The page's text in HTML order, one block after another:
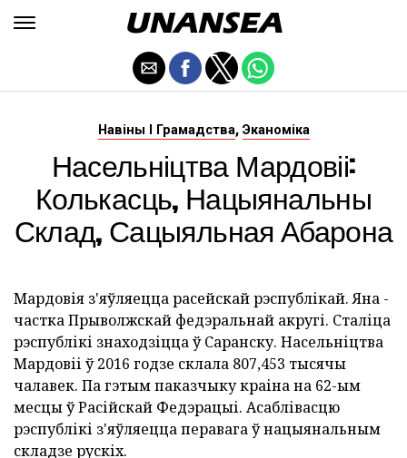
Навіны І Грамадства, Эканоміка
Насельніцтва Мардовіі:
Колькасць, Нацыянальны
Склад, Сацыяльная Абарона
Мардовія з'яўляецца расейскай рэспублікай. Яна -
частка Прыволжскай федэральнай акругі. Сталіца
рэспублікі знаходзіцца ў Саранску. Насельніцтва
Мардовіі ў 2016 годзе склала 807,453 тысячы
чалавек. Па гэтым паказчыку краіна на 62-ым
месцы ў Расійскай Федэрацыі. Асаблівасцю
рэспублікі з'яўляецца перавага ў нацыянальным
складзе рускіх.